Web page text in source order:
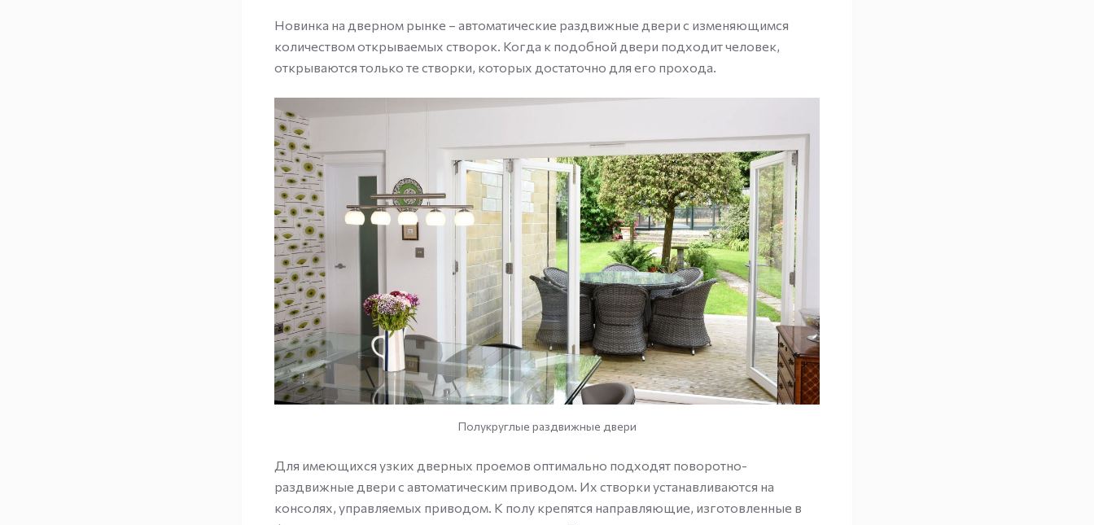
Новинка на дверном рынке – автоматические раздвижные двери с изменяющимся
количеством открываемых створок. Когда к подобной двери подходит человек,
открываются только те створки, которых достаточно для его прохода.
Полукруглые раздвижные двери
Для имеющихся узких дверных проемов оптимально подходят поворотно-
раздвижные двери с автоматическим приводом. Их створки устанавливаются на
консолях, управляемых приводом. К полу крепятся направляющие, изготовленные в